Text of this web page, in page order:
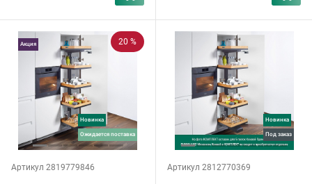
20 %
Новинка
ожидается поставка
Акция
Артикул 2819779846
Новинка
под заказ
Артикул 2812770369